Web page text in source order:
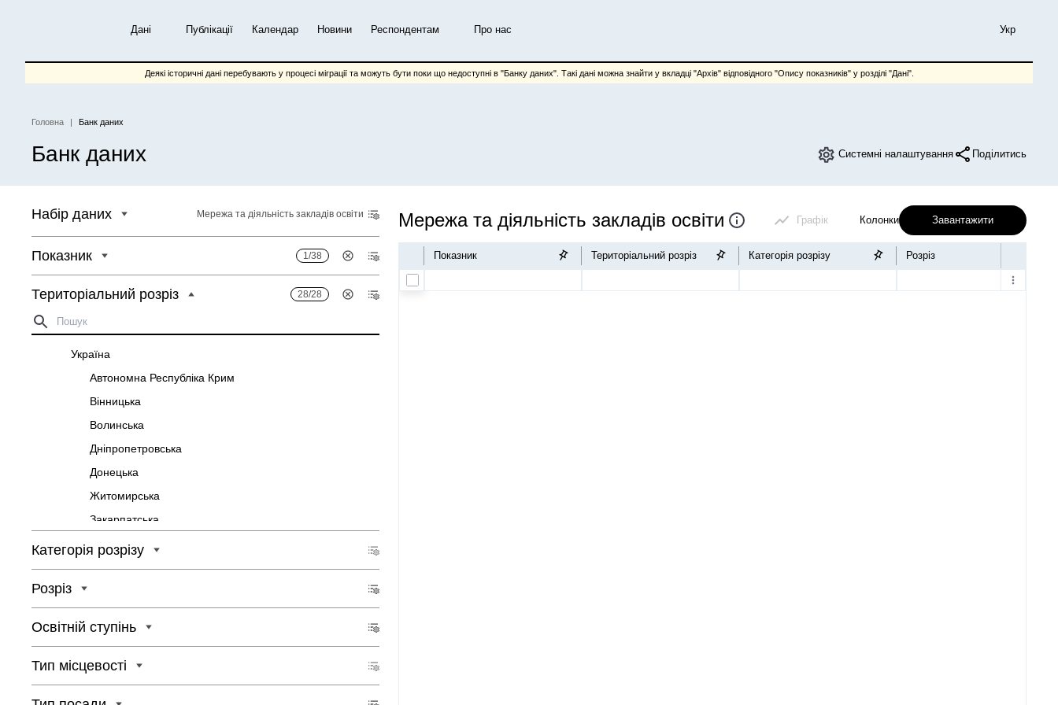
Дані Публікації Календар Новини Респондентам Про нас Укр
Деякі історичні дані перебувають у процесі міграції та можуть бути поки що недоступні в "Банку даних". Такі дані можна знайти у вкладці "Архів" відповідного "Опису показників" у розділі "Дані".
Рядок
навіґації
Головна Банк даних
Банк даних Системні налаштування Поділитись
Набір даних Мережа та діяльність закладів освіти
Показник 1/38
Територіальний розріз 28/28
Україна
Автономна Республіка Крим
Вінницька
Волинська
Дніпропетровська
Донецька
Житомирська
Закарпатська
Запорізька
Івано-Франківська
Луганська
Львівська
Миколаївська
Категорія розрізу
Розріз
Освітній ступінь
Тип місцевості
Мережа та діяльність закладів освіти Графік Колонки Завантажити
Показник Територіальний розріз Категорія розрізу Розріз